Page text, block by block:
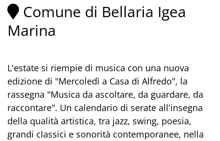
Comune di Bellaria Igea
Marina
L'estate si riempie di musica con una nuova
edizione di "Mercoledì a Casa di Alfredo", la
rassegna "Musica da ascoltare, da guardare, da
raccontare". Un calendario di serate all'insegna
della qualità artistica, tra jazz, swing, poesia,
grandi classici e sonorità contemporanee, nella